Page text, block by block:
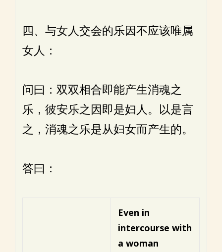
四、与女人交会的乐因不应该唯属
女人：
问曰：双双相合即能产生消魂之
乐，彼安乐之因即是妇人。以是言
之，消魂之乐是从妇女而产生的。
答曰：
Even in
intercourse with
a woman